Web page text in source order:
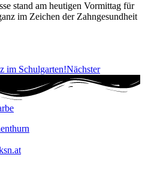
stand am heutigen Vormittag für
im Zeichen der Zahngesundheit
im Schulgarten!Nächster